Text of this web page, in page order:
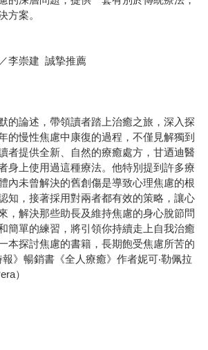
方案。
李崇建 誠摯推薦
的論述，帶領讀者踏上治癒之旅，深入探
的慢性焦慮中康復的過程，不僅見解獨到
者提供全新、自然的療癒處方，甘迺迪醫
身上使用過這種療法。他特別提到許多療
內未曾解決的舊創傷是導致心理焦慮的根
知，接著採用對兩者都有效的策略，讓心
，解決那些助長及維持焦慮的身心脫節問
簡單的練習，將引領你持續走上自我治癒
本探討焦慮的書籍，長期飽受焦慮所苦的
》暢銷書《全人療癒》作者妮可‧勒佩拉
）